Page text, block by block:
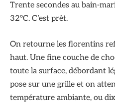
Trente secondes au bain-
32°C. C’est prêt.
On retourne les florentins
haut. Une fine couche de
toute la surface, débordant
pose sur une grille et on
température ambiante, ou